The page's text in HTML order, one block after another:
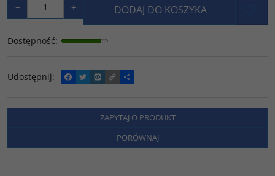
− + DODAJ DO KOSZYKA
Dostępność:
Udostępnij:
F
a
e
k
T
w
t
W
y
o
p
C
o
y
L
n
k
P
o
z
i
e
l
s
ZAPYTAJ O PRODUKT
PORÓWNAJ